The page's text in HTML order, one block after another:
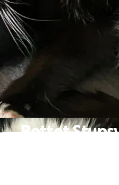
Rettet